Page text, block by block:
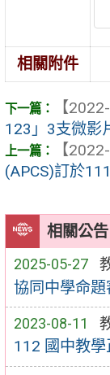
相關公告
2025-05-27
協同中學命題
2023-08-11
112 國中教學
相關附件
【
123」3支微影
【
(APCS)訂於